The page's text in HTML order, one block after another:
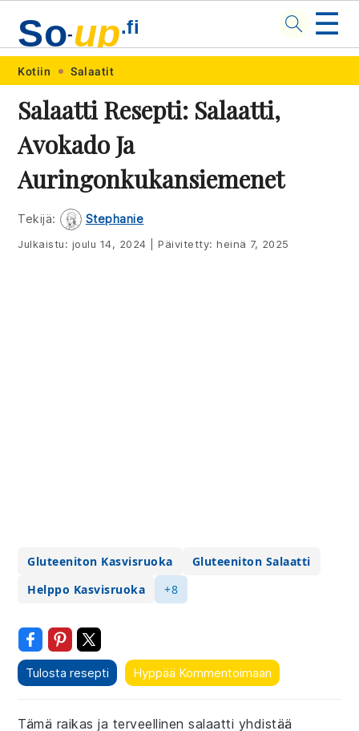
Skip
primary
navigation
Skip
main
content
Skip
primary
sidebar
Skip
footer
So-up.fi ☰
Kotiin Salaatit
Salaatti Resepti: Salaatti,
Avokado Ja
Auringonkukansiemenet
Tekijä: Stephanie
Julkaistu: joulu 14, 2024 Päivitetty:heinä 7, 2025
Gluteeniton Kasvisruoka
Gluteeniton Salaatti
Helppo Kasvisruoka
+8
Tulosta resepti Hyppää Kommentoimaan
Tämä raikas ja terveellinen salaatti yhdistää